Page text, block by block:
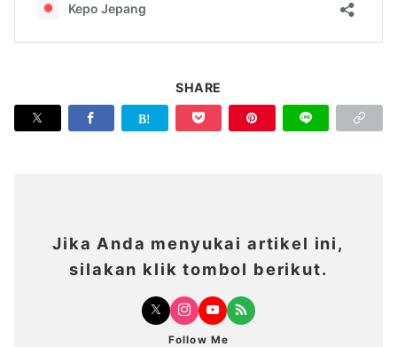
SHARE
Jika Anda menyukai artikel ini,
silakan klik tombol berikut.
Follow Me